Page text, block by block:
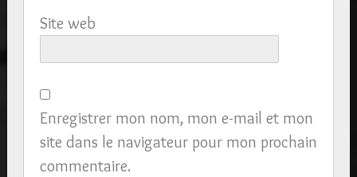
Site web
Enregistrer mon nom, mon e-mail et mon
site dans le navigateur pour mon prochain
commentaire.